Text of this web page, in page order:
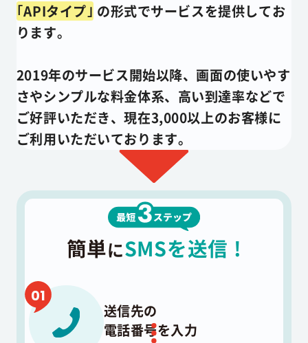
｢APIタイプ｣ の形式でサービスを提供してお
ります。
2019年のサービス開始以降、画面の使いやす
さやシンプルな料金体系、高い到達率などで
ご好評いただき、現在3,000以上のお客様に
ご利用いただいております。
簡単にSMSを送信 !
送信先の
電話番号を入力